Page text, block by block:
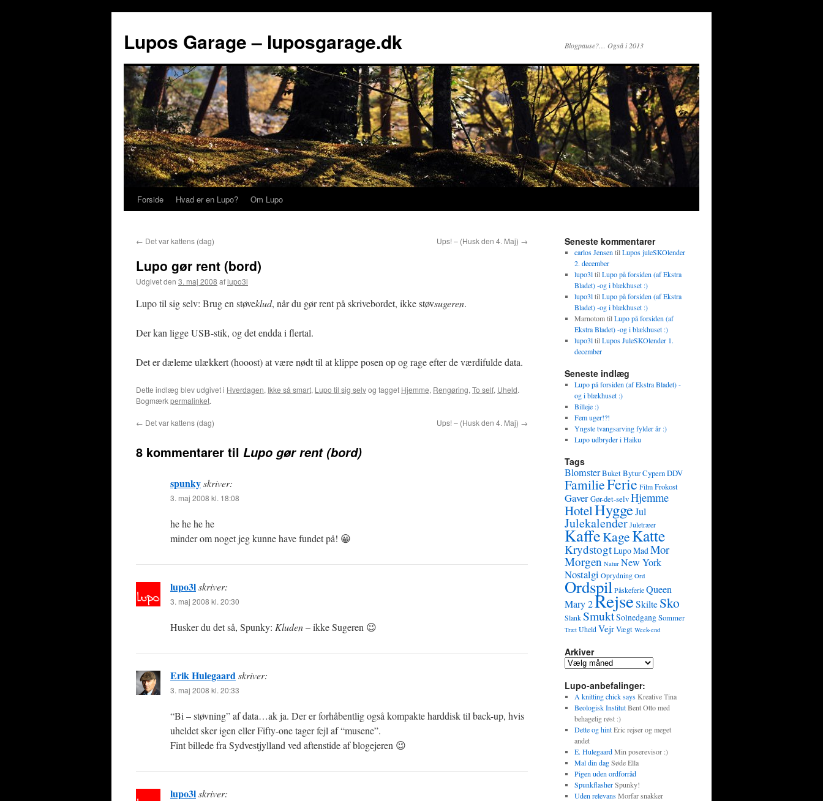
Lupos Garage – luposgarage.dk Blogpause?… Også i 2013
Forside Hvad er en Lupo? Om Lupo
← Det var kattens (dag) Ups! – (Husk den 4. Maj) →
Lupo gør rent (bord)
Udgivet den 3. maj 2008 aflupo3l
Lupo til sig selv: Brug en støveklud, når du gør rent på skrivebordet, ikke støvsugeren.
Der kan ligge USB-stik, og det endda i flertal.
Det er dæleme ulækkert (hooost) at være nødt til at klippe posen op og rage efter de værdifulde data.
Dette indlæg blev udgivet i Hverdagen, Ikke så smart, Lupo til sig selvog tagget Hjemme, Rengøring, To self, Uheld.
Bogmærkpermalinket.
← Det var kattens (dag) Ups! – (Husk den 4. Maj) →
8 kommentarer til Lupo gør rent (bord)
spunkyskriver:
3. maj 2008 kl. 18:08
he he he he
minder om noget jeg kunne have fundet på! 😀
lupo3lskriver:
3. maj 2008 kl. 20:30
Husker du det så, Spunky: Kluden– ikke Sugeren 😉
Erik Hulegaardskriver:
3. maj 2008 kl. 20:33
“Bi – støvning” af data…ak ja. Der er forhåbentlig også kompakte harddisk til back-up, hvis
uheldet sker igen eller Fifty-one tager fejl af “musene”.
Fint billede fra Sydvestjylland ved aftenstide af blogejeren 😉
lupo3lskriver:
Seneste kommentarer
carlos Jensen tilLupos juleSKOlender
2. december
lupo3ltilLupo på forsiden (af Ekstra
Bladet) -og i blækhuset :)
lupo3ltilLupo på forsiden (af Ekstra
Bladet) -og i blækhuset :)
MarnotomtilLupo på forsiden (af
Ekstra Bladet) -og i blækhuset :)
lupo3ltilLupos JuleSKOlender 1.
december
Seneste indlæg
Lupo på forsiden (af Ekstra Bladet) -
og i blækhuset :)
Billeje :)
Fem uger!?!
Yngste tvangsarving fylder år :)
Lupo udbryder i Haiku
Tags
BlomsterBuketByturCypernDDV
FamilieFerie FilmFrokost
GaverGør-det-selvHjemme
HotelHyggeJul
JulekalenderJuletræer
KaffeKageKatte
KrydstogtLupoMadMor
Morgen Natur New York
Nostalgi Oprydning Ord
OrdspilPåskeferieQueen
Mary 2RejseSkilte Sko
SlankSmuktSolnedgangSommer
Træt Uheld VejrVægt Week-end
Arkiver
Lupo-anbefalinger:
A knitting chick saysKreative Tina
Beologisk InstitutBent Otto med
behagelig røst :)
Dette og hintEric rejser og meget
andet
E. HulegaardMin poserevisor :)
Mal din dagSøde Ella
Pigen uden ordforråd
SpunkflasherSpunky!
Uden relevansMorfar snakker